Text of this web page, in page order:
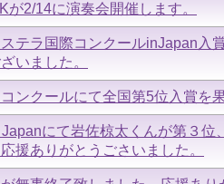
2/14に演奏会開催します。
テラ国際コンクールinJapan入
いました。
ンクールにて全国第5位入賞を
にて岩佐椋太くんが第３位
援ありがとうごさいました。